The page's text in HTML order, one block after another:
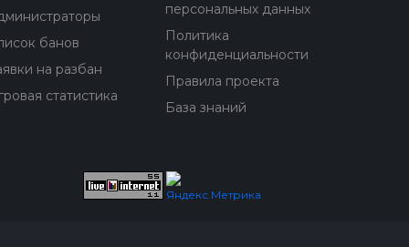
банов
на разбан
статистика
персональных данных
Политика
конфиденциальности
Правила проекта
База знаний